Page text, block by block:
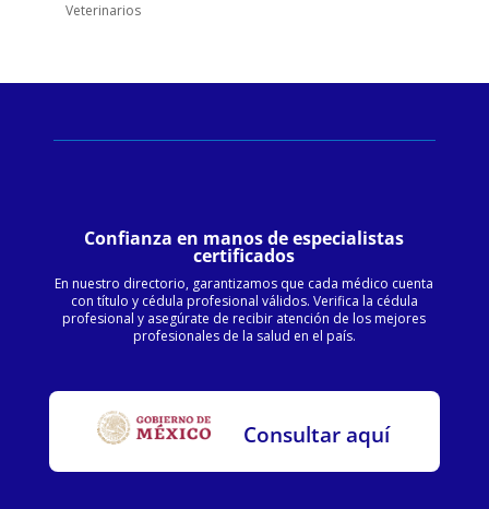
Veterinarios
Confianza en manos de especialistas
certificados
En nuestro directorio, garantizamos que cada médico cuenta
con título y cédula profesional válidos. Verifica la cédula
profesional y asegúrate de recibir atención de los mejores
profesionales de la salud en el país.
Consultar aquí